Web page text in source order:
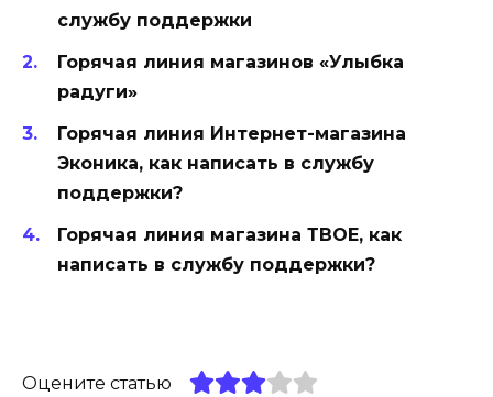
службу поддержки
Горячая линия магазинов «Улыбка
радуги»
Горячая линия Интернет-магазина
Эконика, как написать в службу
поддержки?
Горячая линия магазина ТВОЕ, как
написать в службу поддержки?
Оцените статью